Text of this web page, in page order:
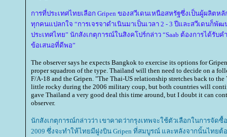
การที่ประเทศไทยเลือก Gripen ของสวีเดนเหนือสหรัฐซึ่งเป็นผู้ผลิต
ทุกคนแปลกใจ “การเจรจาดำเนินมาเป็นเวลา 2 - 3 ปีและสวีเดนก็
ประเทศไทย” นักสังเกตุการณ์ในสิงคโปร์กล่าว “Saab ต้องการได้รับ
ข้อเสนอที่ดีพอ”
The observer says he expects Bangkok to exercise its options for
proper squadron of the type. Thailand will then need to decide on a
F/A-18 and the Gripen. "The Thai-US relationship stretches back to the
little rocky during the 2006 military coup, but both countries will
gave Thailand a very good deal this time around, but I doubt it can
observer.
นักสังเกตุการณ์กล่าวว่า เขาคาดว่ากรุงเทพจะใช้ตัวเลือกในการจัดซื้
2009 ซึ่งจะทำให้ไทยมีฝูงบิน Gripen ที่สมบูรณ์ และหลังจากนั้นไทยต้อ